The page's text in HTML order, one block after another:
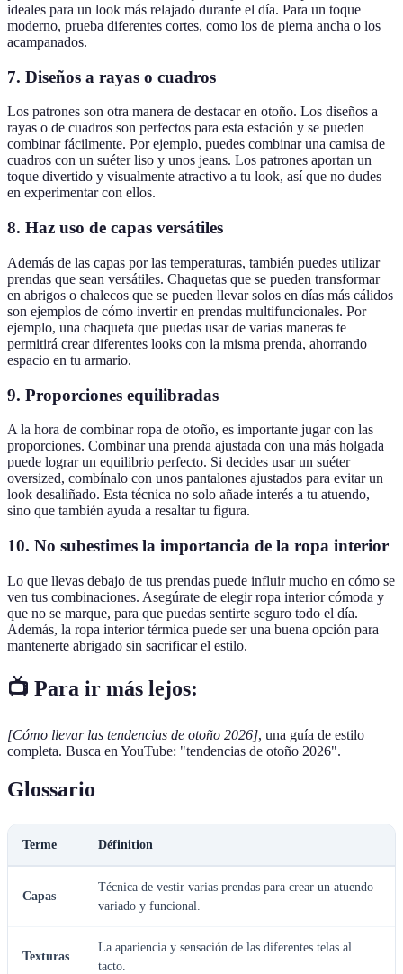
ideales para un look más relajado durante el día. Para un toque
moderno, prueba diferentes cortes, como los de pierna ancha o los
acampanados.
7. Diseños a rayas o cuadros
Los patrones son otra manera de destacar en otoño. Los diseños a
rayas o de cuadros son perfectos para esta estación y se pueden
combinar fácilmente. Por ejemplo, puedes combinar una camisa de
cuadros con un suéter liso y unos jeans. Los patrones aportan un
toque divertido y visualmente atractivo a tu look, así que no dudes
en experimentar con ellos.
8. Haz uso de capas versátiles
Además de las capas por las temperaturas, también puedes utilizar
prendas que sean versátiles. Chaquetas que se pueden transformar
en abrigos o chalecos que se pueden llevar solos en días más cálidos
son ejemplos de cómo invertir en prendas multifuncionales. Por
ejemplo, una chaqueta que puedas usar de varias maneras te
permitirá crear diferentes looks con la misma prenda, ahorrando
espacio en tu armario.
9. Proporciones equilibradas
A la hora de combinar ropa de otoño, es importante jugar con las
proporciones. Combinar una prenda ajustada con una más holgada
puede lograr un equilibrio perfecto. Si decides usar un suéter
oversized, combínalo con unos pantalones ajustados para evitar un
look desaliñado. Esta técnica no solo añade interés a tu atuendo,
sino que también ayuda a resaltar tu figura.
10. No subestimes la importancia de la ropa interior
Lo que llevas debajo de tus prendas puede influir mucho en cómo se
ven tus combinaciones. Asegúrate de elegir ropa interior cómoda y
que no se marque, para que puedas sentirte seguro todo el día.
Además, la ropa interior térmica puede ser una buena opción para
mantenerte abrigado sin sacrificar el estilo.
📺 Para ir más lejos:
[Cómo llevar las tendencias de otoño 2026], una guía de estilo
completa. Busca en YouTube: "tendencias de otoño 2026".
Glossario
Terme Définition
Capas
Técnica de vestir varias prendas para crear un atuendo
variado y funcional.
Texturas
La apariencia y sensación de las diferentes telas al
tacto.